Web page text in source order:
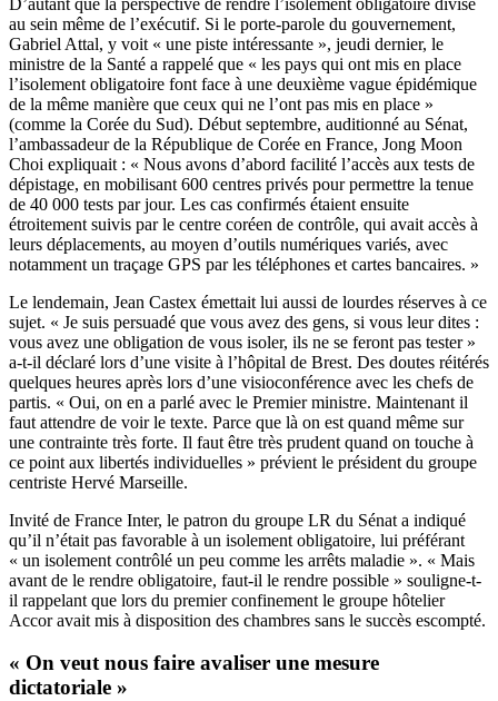
au sein même de l’exécutif. Si le porte-parole du gouvernement,
Gabriel Attal, y voit « une piste intéressante », jeudi dernier, le
ministre de la Santé a rappelé que « les pays qui ont mis en place
l’isolement obligatoire font face à une deuxième vague épidémique
de la même manière que ceux qui ne l’ont pas mis en place »
(comme la Corée du Sud). Début septembre, auditionné au Sénat,
l’ambassadeur de la République de Corée en France, Jong Moon
Choi expliquait : « Nous avons d’abord facilité l’accès aux tests de
dépistage, en mobilisant 600 centres privés pour permettre la tenue
de 40 000 tests par jour. Les cas confirmés étaient ensuite
étroitement suivis par le centre coréen de contrôle, qui avait accès à
leurs déplacements, au moyen d’outils numériques variés, avec
notamment un traçage GPS par les téléphones et cartes bancaires. »
Le lendemain, Jean Castex émettait lui aussi de lourdes réserves à ce
sujet. « Je suis persuadé que vous avez des gens, si vous leur dites :
vous avez une obligation de vous isoler, ils ne se feront pas tester »
a-t-il déclaré lors d’une visite à l’hôpital de Brest. Des doutes réitérés
quelques heures après lors d’une visioconférence avec les chefs de
partis. « Oui, on en a parlé avec le Premier ministre. Maintenant il
faut attendre de voir le texte. Parce que là on est quand même sur
une contrainte très forte. Il faut être très prudent quand on touche à
ce point aux libertés individuelles » prévient le président du groupe
centriste Hervé Marseille.
Invité de France Inter, le patron du groupe LR du Sénat a indiqué
qu’il n’était pas favorable à un isolement obligatoire, lui préférant
« un isolement contrôlé un peu comme les arrêts maladie ». « Mais
avant de le rendre obligatoire, faut-il le rendre possible » souligne-t-
il rappelant que lors du premier confinement le groupe hôtelier
Accor avait mis à disposition des chambres sans le succès escompté.
« On veut nous faire avaliser une mesure
dictatoriale »